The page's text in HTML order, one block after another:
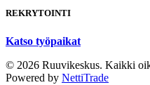
REKRYTOINTI
Katso työpaikat
© 2026 Ruuvikeskus. Kaikki
Powered by NettiTrade